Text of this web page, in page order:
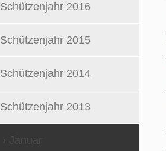
Schützenjahr 2016
Schützenjahr 2015
Schützenjahr 2014
Schützenjahr 2013
Januar